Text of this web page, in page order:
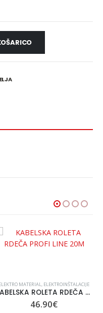
ELEKTROINŠTALACIJE,STIKALA IN VTIČNICE
MATERIAL, ELEKTROINŠTALACIJE
KABELSKA ROLETA RDEČA PROFI LINE 20M
46.90€